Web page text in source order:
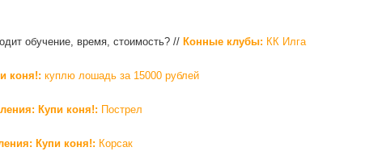
обучение, время, стоимость? // Конные клубы: КК Илга
коня!: куплю лошадь за 15000 рублей
Купи коня!: Пострел
Купи коня!: Корсак